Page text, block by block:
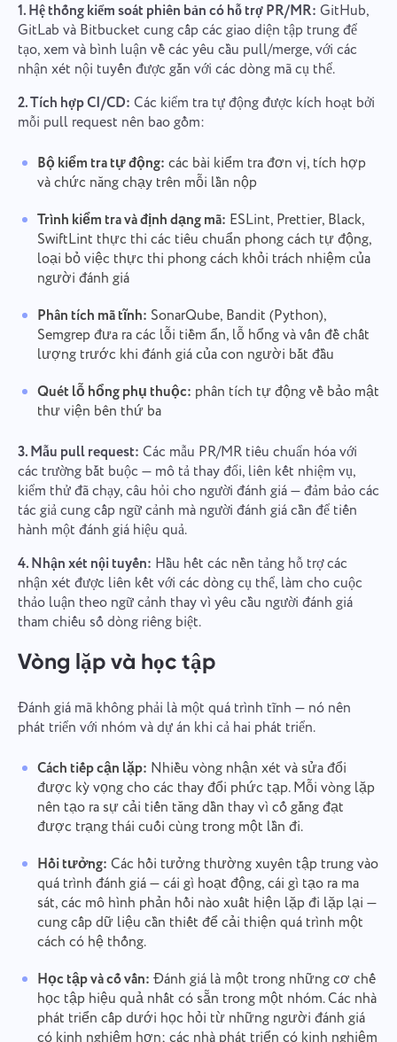
1. Hệ thống kiểm soát phiên bản có hỗ trợ PR/MR: GitHub,
GitLab và Bitbucket cung cấp các giao diện tập trung để
tạo, xem và bình luận về các yêu cầu pull/merge, với các
nhận xét nội tuyến được gắn với các dòng mã cụ thể.
2. Tích hợp CI/CD: Các kiểm tra tự động được kích hoạt bởi
mỗi pull request nên bao gồm:
Bộ kiểm tra tự động: các bài kiểm tra đơn vị, tích hợp
và chức năng chạy trên mỗi lần nộp
Trình kiểm tra và định dạng mã: ESLint, Prettier, Black,
SwiftLint thực thi các tiêu chuẩn phong cách tự động,
loại bỏ việc thực thi phong cách khỏi trách nhiệm của
người đánh giá
Phân tích mã tĩnh: SonarQube, Bandit (Python),
Semgrep đưa ra các lỗi tiềm ẩn, lỗ hổng và vấn đề chất
lượng trước khi đánh giá của con người bắt đầu
Quét lỗ hổng phụ thuộc: phân tích tự động về bảo mật
thư viện bên thứ ba
3. Mẫu pull request: Các mẫu PR/MR tiêu chuẩn hóa với
các trường bắt buộc — mô tả thay đổi, liên kết nhiệm vụ,
kiểm thử đã chạy, câu hỏi cho người đánh giá — đảm bảo các
tác giả cung cấp ngữ cảnh mà người đánh giá cần để tiến
hành một đánh giá hiệu quả.
4. Nhận xét nội tuyến: Hầu hết các nền tảng hỗ trợ các
nhận xét được liên kết với các dòng cụ thể, làm cho cuộc
thảo luận theo ngữ cảnh thay vì yêu cầu người đánh giá
tham chiếu số dòng riêng biệt.
Vòng lặp và học tập
Đánh giá mã không phải là một quá trình tĩnh — nó nên
phát triển với nhóm và dự án khi cả hai phát triển.
Cách tiếp cận lặp: Nhiều vòng nhận xét và sửa đổi
được kỳ vọng cho các thay đổi phức tạp. Mỗi vòng lặp
nên tạo ra sự cải tiến tăng dần thay vì cố gắng đạt
được trạng thái cuối cùng trong một lần đi.
Hồi tưởng: Các hồi tưởng thường xuyên tập trung vào
quá trình đánh giá — cái gì hoạt động, cái gì tạo ra ma
sát, các mô hình phản hồi nào xuất hiện lặp đi lặp lại —
cung cấp dữ liệu cần thiết để cải thiện quá trình một
cách có hệ thống.
Học tập và cố vấn: Đánh giá là một trong những cơ chế
học tập hiệu quả nhất có sẵn trong một nhóm. Các nhà
phát triển cấp dưới học hỏi từ những người đánh giá